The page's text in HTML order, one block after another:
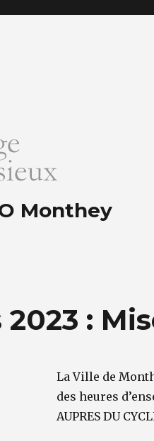
Monthey
2023 :
La Ville de
des heures
AUPRES DU